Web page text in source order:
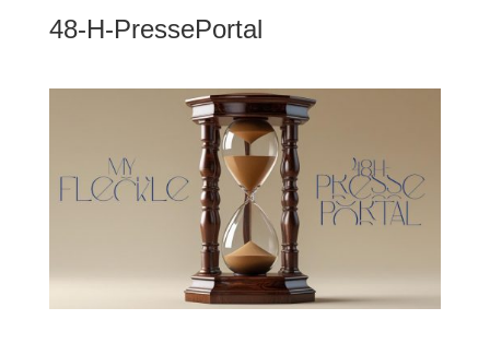
48-H-PressePortal